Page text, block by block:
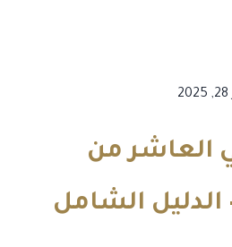
العاشر من
2026 – الدليل الشامل